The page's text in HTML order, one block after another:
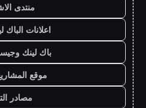
منتدى
اعلانات الباك
باك لينك
موقع
مصادر